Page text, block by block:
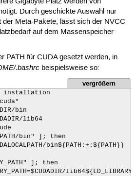
Durch geschickte Auswahl nur
der Meta-Pakete, lässt sich der NVCC
auf dem Massenspeicher
PATH für CUDA gesetzt werden, in
.bashrcbeispielsweise so:
vergrößern
installation
bin
lib64
bin" ]; then
bin${PATH:+:${PATH}}
]; then